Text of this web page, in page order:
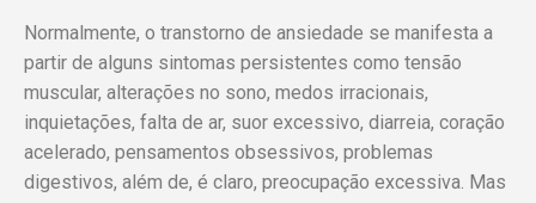
Normalmente, o transtorno de ansiedade se manifesta a
partir de alguns sintomas persistentes como tensão
muscular, alterações no sono, medos irracionais,
inquietações, falta de ar, suor excessivo, diarreia, coração
acelerado, pensamentos obsessivos, problemas
digestivos, além de, é claro, preocupação excessiva. Mas